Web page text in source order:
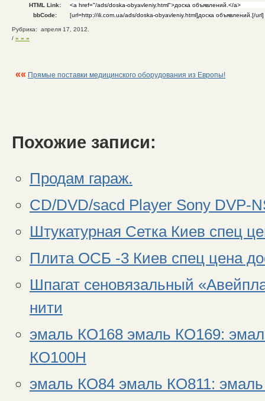
HTML Link:
bbCode:
Рубрика: апреля 17, 2012.
/ » » »
«« Прямые поставки медицинского оборудования из Европы!
Похожие записи:
Продам гараж.
CD/DVD/sacd Player Sony DVP-
Штукатурная Сетка Киев спец
Плита ОСБ -3 Киев спец цена
Шпагат сеновязальный
нити
эмаль КО168 эмаль КО169:
КО100Н
эмаль КО84 эмаль КО811: